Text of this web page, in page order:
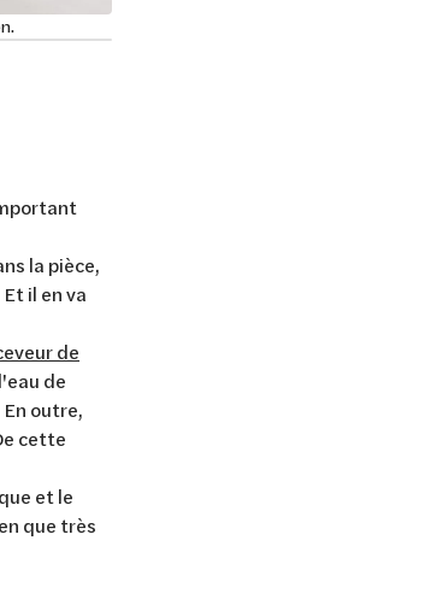
la pièce,
il en va
de
de
outre,
cette
et le
que très